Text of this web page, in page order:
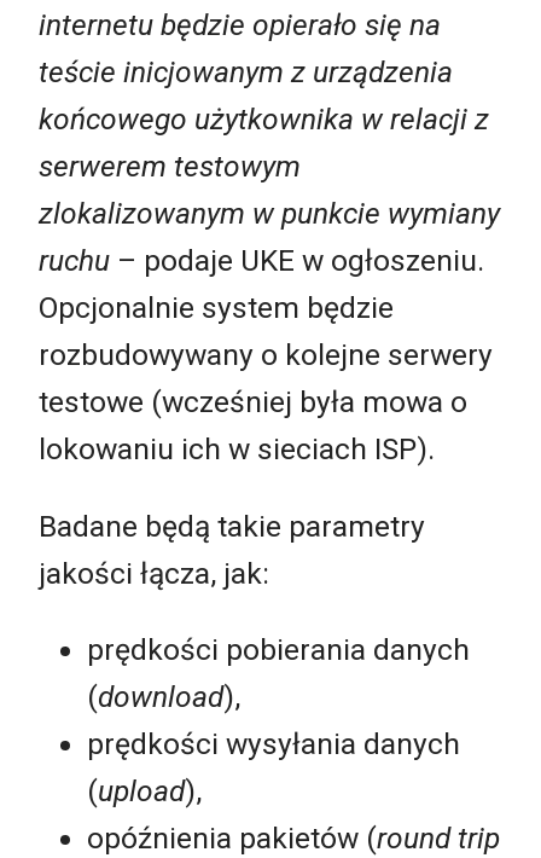
internetu będzie opierało się na
teście inicjowanym z urządzenia
końcowego użytkownika w relacji z
serwerem testowym
zlokalizowanym w punkcie wymiany
ruchu – podaje UKE w ogłoszeniu.
Opcjonalnie system będzie
rozbudowywany o kolejne serwery
testowe (wcześniej była mowa o
lokowaniu ich w sieciach ISP).
Badane będą takie parametry
jakości łącza, jak:
prędkości pobierania danych
(download),
prędkości wysyłania danych
(upload),
opóźnienia pakietów (round trip